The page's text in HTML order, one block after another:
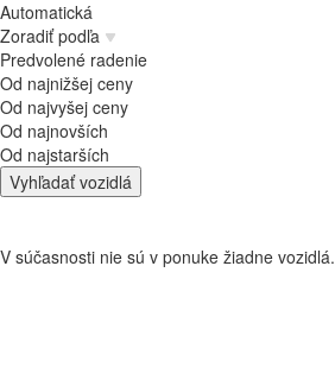
Automatická
Zoradiť podľa
Predvolené radenie
Od najnižšej ceny
Od najvyšej ceny
Od najnovších
Od najstarších
Vyhľadať vozidlá
V súčasnosti nie sú v ponuke žiadne vozidlá.